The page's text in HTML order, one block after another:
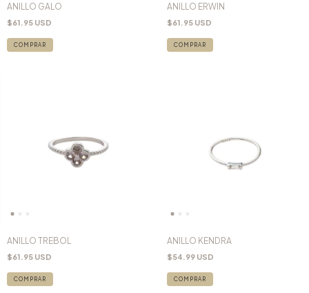
ANILLO GALO
$61.95 USD
COMPRAR
ANILLO ERWIN
$61.95 USD
COMPRAR
ANILLO TREBOL
$61.95 USD
COMPRAR
ANILLO KENDRA
$54.99 USD
COMPRAR